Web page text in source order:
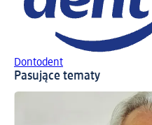
Dontodent
Pasujące tematy